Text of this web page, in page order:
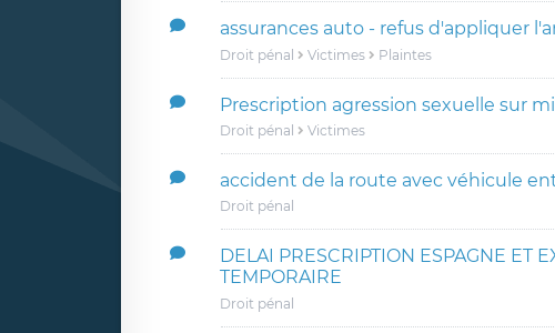
assurances auto - refus d'appliquer
Droit pénal Victimes Plaintes
Prescription agression sexuelle sur
Droit pénal Victimes
accident de la route avec véhicule
Droit pénal
DELAI PRESCRIPTION ESPAGNE ET
TEMPORAIRE
Droit pénal